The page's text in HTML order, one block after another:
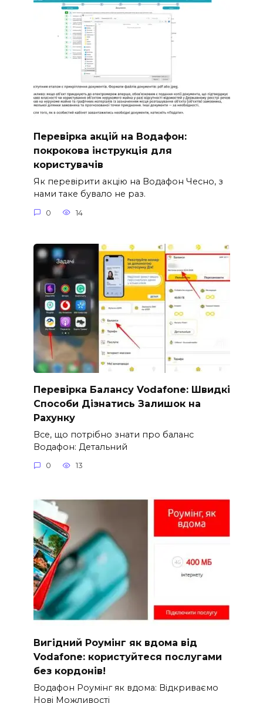
Перевірка акцій на Водафон:
покрокова інструкція для
користувачів
Як перевірити акцію на Водафон Чесно, з
нами таке бувало не раз.
0 14
Перевірка Балансу Vodafone: Швидкі
Способи Дізнатись Залишок на
Рахунку
Все, що потрібно знати про баланс
Водафон: Детальний
0 13
Вигідний Роумінг як вдома від
Vodafone: користуйтеся послугами
без кордонів!
Водафон Роумінг як вдома: Відкриваємо
Нові Можливості